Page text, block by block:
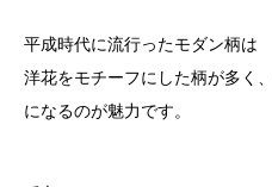
平成時代に流行ったモダン柄は
洋花をモチーフにした柄が多く
になるのが魅力です。